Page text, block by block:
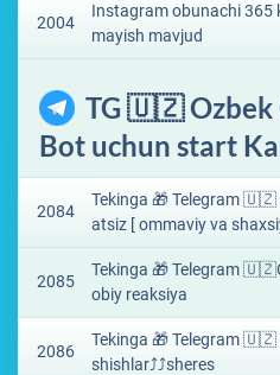
2004
Instagram obunachi 365
mayish mavjud
TG 🇺🇿 Ozbek
Bot uchun start
2084
Tekinga 🎁 Telegram 🇺🇿
atsiz [ ommaviy va
2085
Tekinga 🎁 Telegram
obiy reaksiya
2086
Tekinga 🎁 Telegram 🇺🇿
shishlar⤴️⤴sheres